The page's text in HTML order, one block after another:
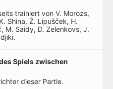
trainiert von V. Morozs,
Shina, Ž. Lipušček, H.
M. Saidy, D. Zelenkovs, J.
Spiels zwischen
dieser Partie.